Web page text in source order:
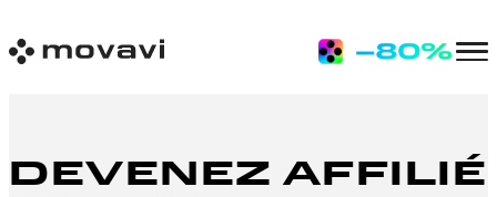
DEVENEZ AFFILIÉ